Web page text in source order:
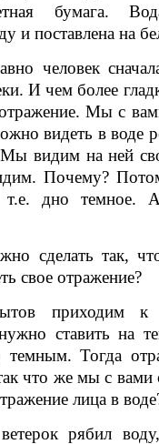
бумага.
и поставлена на
человек
И чем более
Мы с
видеть в воде
видим на ней
Почему?
т.е. дно темное.
сделать так,
свое отражение?
приходим к
ставить на
Тогда
что же мы с вами
лица в
рябил